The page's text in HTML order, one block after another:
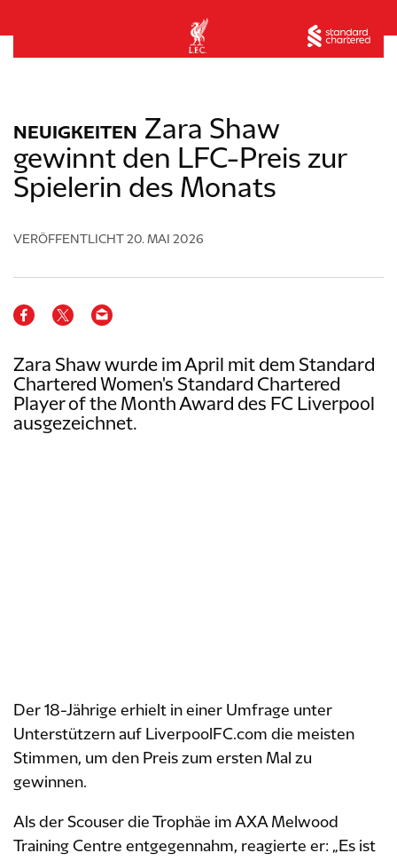
NEUIGKEITEN Zara Shaw
gewinnt den LFC-Preis zur
Spielerin des Monats
VERÖFFENTLICHT 20. MAI 2026
Zara Shaw wurde im April mit dem Standard
Chartered Women's Standard Chartered
Player of the Month Award des FC Liverpool
ausgezeichnet.
Der 18-Jährige erhielt in einer Umfrage unter
Unterstützern auf LiverpoolFC.com die meisten
Stimmen, um den Preis zum ersten Mal zu
gewinnen.
Als der Scouser die Trophäe im AXA Melwood
Training Centre entgegennahm, reagierte er: „Es ist